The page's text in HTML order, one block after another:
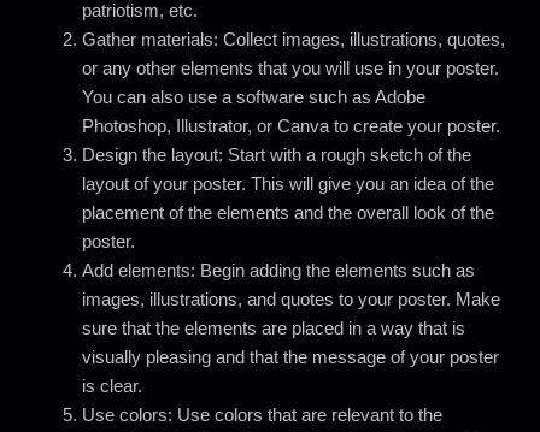
patriotism, etc.
Gather materials: Collect images, illustrations, quotes,
or any other elements that you will use in your poster.
You can also use a software such as Adobe
Photoshop, Illustrator, or Canva to create your poster.
Design the layout: Start with a rough sketch of the
layout of your poster. This will give you an idea of the
placement of the elements and the overall look of the
poster.
Add elements: Begin adding the elements such as
images, illustrations, and quotes to your poster. Make
sure that the elements are placed in a way that is
visually pleasing and that the message of your poster
is clear.
Use colors: Use colors that are relevant to the